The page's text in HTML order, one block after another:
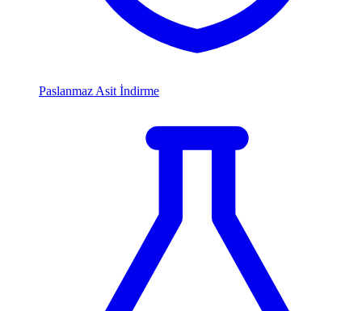
Paslanmaz Asit İndirme